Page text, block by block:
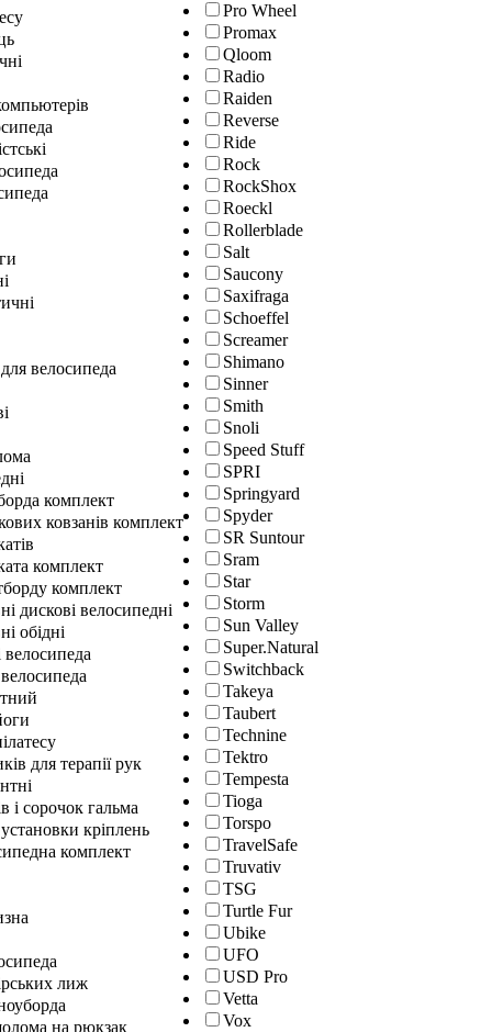
Pro Wheel
Promax
Qloom
Radio
Raiden
Reverse
Ride
Rock
RockShox
Roeckl
Rollerblade
Salt
Saucony
Saxifraga
Schoeffel
Screamer
Shimano
Sinner
Smith
Snoli
Speed Stuff
SPRI
Springyard
Spyder
SR Suntour
Sram
Star
Storm
Sun Valley
Super.Natural
Switchback
Takeya
Taubert
Technine
Tektro
Tempesta
Tioga
Torspo
TravelSafe
Truvativ
TSG
Turtle Fur
Ubike
UFO
USD Pro
Vetta
Vox
велосипеда
комплект
ковзанів комплект
комплект
комплект
дискові велосипедні
обідні
велосипеда
для терапії рук
і сорочок гальма
кріплень
комплект
лиж
на рюкзак